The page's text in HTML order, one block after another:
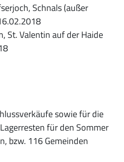
Schnals (außer
St. Valentin auf der Haide
sowie für die
für den Sommer
bzw. 116 Gemeinden